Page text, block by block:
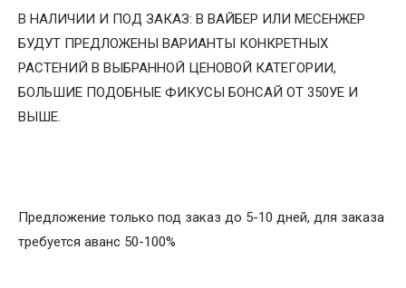
В НАЛИЧИИ И ПОД ЗАКАЗ: В ВАЙБЕР ИЛИ МЕСЕНЖЕР
БУДУТ ПРЕДЛОЖЕНЫ ВАРИАНТЫ КОНКРЕТНЫХ
РАСТЕНИЙ В ВЫБРАННОЙ ЦЕНОВОЙ КАТЕГОРИИ,
БОЛЬШИЕ ПОДОБНЫЕ ФИКУСЫ БОНСАЙ ОТ 350УЕ И
ВЫШЕ.
Предложение только под заказ до 5-10 дней, для заказа
требуется аванс 50-100%